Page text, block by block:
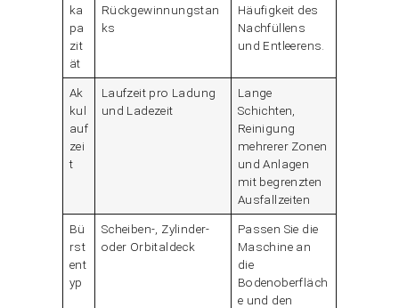
ka
pa
zit
ät
Rückgewinnungstan
ks
Häufigkeit des
Nachfüllens
und Entleerens.
Ak
kul
auf
zei
t
Laufzeit pro Ladung
und Ladezeit
Lange
Schichten,
Reinigung
mehrerer Zonen
und Anlagen
mit begrenzten
Ausfallzeiten
Bü
rst
ent
yp
Scheiben-, Zylinder-
oder Orbitaldeck
Passen Sie die
Maschine an
die
Bodenoberfläch
e und den